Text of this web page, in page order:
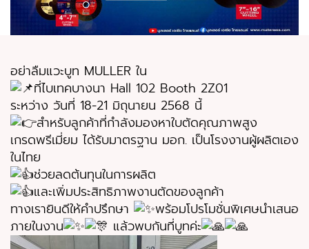
อย่าลืมแวะบูท MULLER ใน
ที่ไบเทคบางนา Hall 102 Booth 2Z01
ระหว่าง วันที่ 18-21 มิถุนายน 2568 นี้
สำหรับลูกค้าที่กำลังมองหาใบตัดคุณภาพสูง
เกรดพรีเมี่ยม ได้รับมาตรฐาน มอก. เป็นโรงงานผู้ผลิตเอง
ในไทย
ช่วยลดต้นทุนในการผลิต
และเพิ่มประสิทธิภาพงานตัดของลูกค้า
ทางเรายินดีให้คำปรึกษา
พร้อมโปรโมชั่นพิเศษนำเสนอ
ภายในงาน
แล้วพบกันที่บูทค่ะ